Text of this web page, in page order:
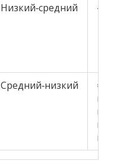
Низкий‑средний -
Средний‑низкий
≈
в